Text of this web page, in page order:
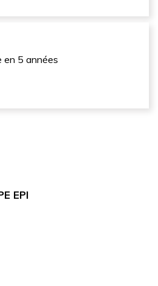
en 5 années
EPI